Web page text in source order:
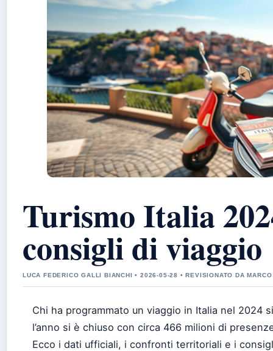
Turismo Italia
consigli di viaggio
LUCA FEDERICO GALLI BIANCHI • 2026-05-28 • REVISIONATO DA
Chi ha programmato un viaggio in Italia nel 2024
l’anno si è chiuso con circa 466 milioni di
Ecco i dati ufficiali, i confronti territoriali e i